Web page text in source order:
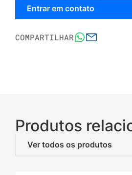
Entrar em contato
COMPARTILHAR
Produtos
Ver todos os produtos